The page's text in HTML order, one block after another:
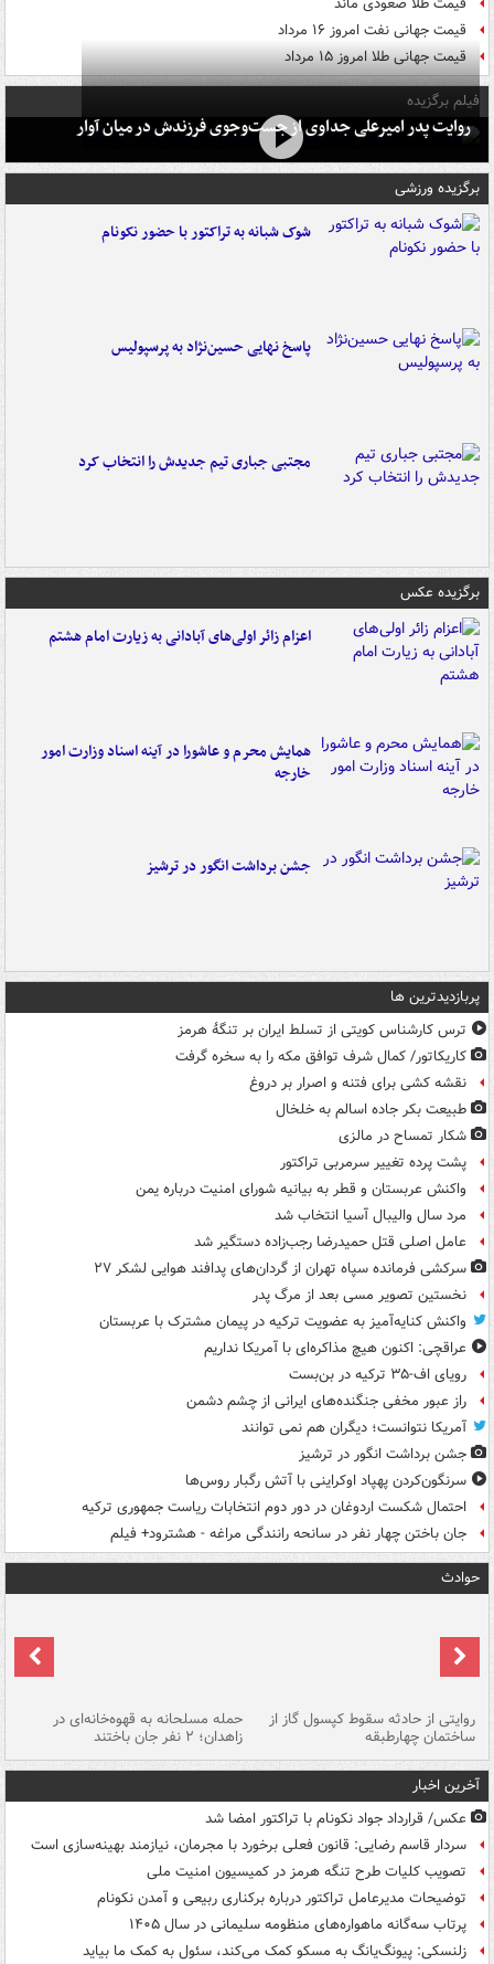
قیمت جهانی نفت امروز ۱۶ مرداد
قیمت جهانی طلا امروز ۱۵ مرداد
فیلم برگزیده
روایت پدر امیرعلی جداوی از جست‌وجوی فرزندش در میان آوار
برگزیده ورزشی
شوک شبانه به تراکتور با حضور نکونام
پاسخ نهایی حسین‌نژاد به پرسپولیس
مجتبی جباری تیم جدیدش را انتخاب کرد
برگزیده عکس
اعزام زائر اولی‌های آبادانی به زیارت امام هشتم
همایش محرم و عاشورا در آینه اسناد وزارت امور
خارجه
جشن برداشت انگور در ترشیز
پربازدیدترین ها
ترس کارشناس کویتی از تسلط ایران بر تنگۀ هرمز
کاریکاتور/ کمال شرف توافق مکه را به سخره گرفت
نقشه کشی برای فتنه و اصرار بر دروغ
طبیعت بکر جاده اسالم به خلخال
شکار تمساح در مالزی
پشت پرده تغییر سرمربی تراکتور
واکنش عربستان و قطر به بیانیه شورای امنیت درباره یمن
مرد سال والیبال آسیا انتخاب شد
عامل اصلی قتل حمیدرضا رجب‌زاده دستگیر شد
سرکشی فرمانده سپاه تهران از گردان‌های پدافند هوایی لشکر ۲۷
نخستین تصویر مسی بعد از مرگ پدر
واکنش کنایه‌آمیز به عضویت ترکیه در پیمان مشترک با عربستان
عراقچی: اکنون هیچ مذاکره‌ای با آمریکا نداریم
رویای اف-۳۵ ترکیه در بن‌بست
راز عبور مخفی جنگنده‌های ایرانی از چشم دشمن
آمریکا نتوانست؛ دیگران هم نمی توانند
جشن برداشت انگور در ترشیز
سرنگون‌کردن پهپاد اوکراینی با آتش رگبار روس‌ها
احتمال شکست اردوغان در دور دوم انتخابات ریاست جمهوری ترکیه
جان باختن چهار نفر در سانحه رانندگی مراغه - هشترود+ فیلم
حوادث
روایتی از حادثه سقوط کپسول گاز از
ساختمان چهارطبقه
حمله مسلحانه به قهوه‌خانه‌ای در
زاهدان؛ ۲ نفر جان باختند
آخرین اخبار
عکس/ قرارداد جواد نکونام با تراکتور امضا شد
سردار قاسم رضایی: قانون فعلی برخورد با مجرمان، نیازمند بهینه‌سازی است
تصویب کلیات طرح تنگه هرمز در کمیسیون امنیت ملی
توضیحات مدیرعامل تراکتور درباره برکناری ربیعی و آمدن نکونام
پرتاب سه‌گانه ماهواره‌های منظومه سلیمانی در سال ۱۴۰۵
زلنسکی: پیونگ‌یانگ به مسکو کمک می‌کند، سئول به کمک ما بیاید